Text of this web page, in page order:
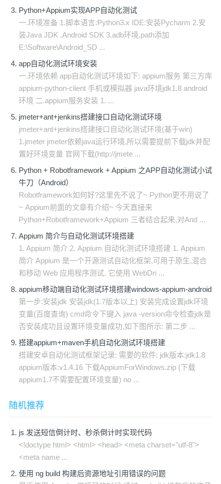
Python+Appium实现APP自动化测试
一.环境准备 1.脚本语言:Python3.x IDE:安装Pycharm 2.安
装Java JDK .Android SDK 3.adb环境,path添加
E:\Software\Android_SD ...
app自动化测试环境安装
一.环境依赖 app自动化测试环境如下: appium服务 第三方库
appium-python-client 手机或模拟器 java环境jdk1.8 android
环境 二.appium服务安装 1. ...
jmeter+ant+jenkins搭建接口自动化测试环境
jmeter+ant+jenkins搭建接口自动化测试环境(基于win)
1.jmeter jmeter依赖java运行环境,所以需要提前下载jdk并配
置好环境变量 官网下载(http://jmete ...
Python + Robotframework + Appium 之APP自动化测试小试
牛刀（Android）
Robotframework如何好?这里先不说了~ Python更不用说了
~ Appium前面的文章有介绍~ 今天直接来
Python+Robotframework+Appium 三者结合起来,对And ...
Appium 简介与自动化测试环境搭建
1. Appium 简介 2. Appium 自动化测试环境搭建 1. Appium
简介 Appium 是一个开源测试自动化框架,可用于原生,混合
和移动 Web 应用程序测试. 它使用 WebDri ...
appium移动端自动化测试环境搭建windows-appium-android
第一步:安装jdk 安装jdk(1.7版本以上) 安装完成设置jdk环境
变量(百度查询) cmd命令下键入 java -version命令检查jdk是
否安装成功且设置环境变量成功,如下图所示: 第二步 ...
搭建appium+maven手机自动化测试环境搭建
搭建安卓自动化测试框架记录: 需要的软件: jdk版本:jdk1.8
appium版本:v1.4.16 下载AppiumForWindows.zip (下载
appium1.7不需要配置环境变量) no ...
随机推荐
js 发送短信倒计时、秒杀倒计时实现代码
<!doctype html> <html> <head> <meta charset="utf-8">
<meta name ...
使用 ng build 构建后资源地址引用错误的问题